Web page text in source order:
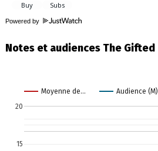
Powered by
Notes et audiences The Gifted
Moyenne de… Audience (M)
15
20